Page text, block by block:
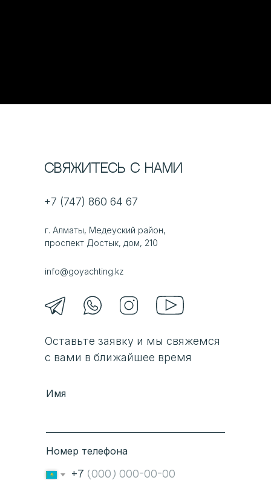
Свяжитесь с нами
+7 (747) 860 64 67
Оставьте заявку и мы свяжемся
с вами в ближайшее время
г. Алматы, Медеуский район,
проспект Достык, дом, 210
info@goyachting.kz
Имя
Номер телефона
+7